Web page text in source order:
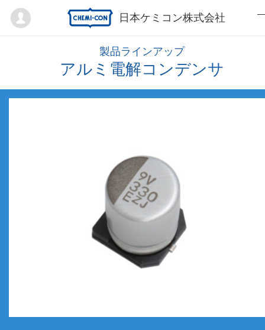
日本ケミコン株式会社
Mypage
製品ラインアップ
アルミ電解コンデンサ